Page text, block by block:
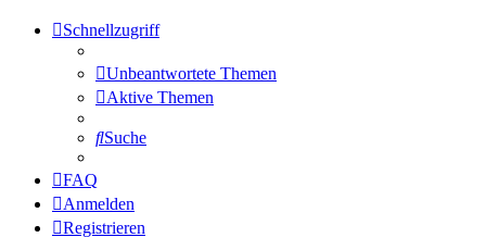
Schnellzugriff
Unbeantwortete Themen
Aktive Themen
Suche
FAQ
Anmelden
Registrieren